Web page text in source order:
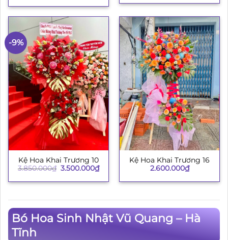
-9%
Kệ Hoa Khai Trương 10
3.850.000₫ Giá
là:
3.500.000₫Giá
hiện
tại
Kệ Hoa Khai Trương 16
2.600.000₫
Bó Hoa Sinh Nhật Vũ Quang – Hà
Tĩnh